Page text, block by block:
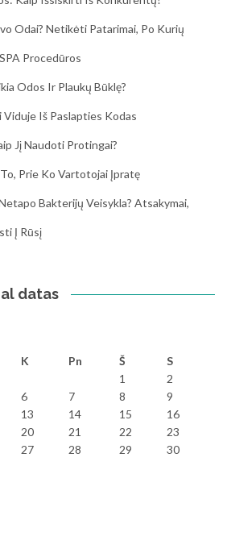
Odai? Netikėti Patarimai, Po Kurių
Procedūros
Odos Ir Plaukų Būklę?
Viduje Iš Paslapties Kodas
Jį Naudoti Protingai?
Prie Ko Vartotojai Įpratę
Bakterijų Veisykla? Atsakymai,
Į Rūsį
datas
K Pn Š
S
1
2
6 7 8
9
13 14 15
16
20 21 22
23
27 28 29
30